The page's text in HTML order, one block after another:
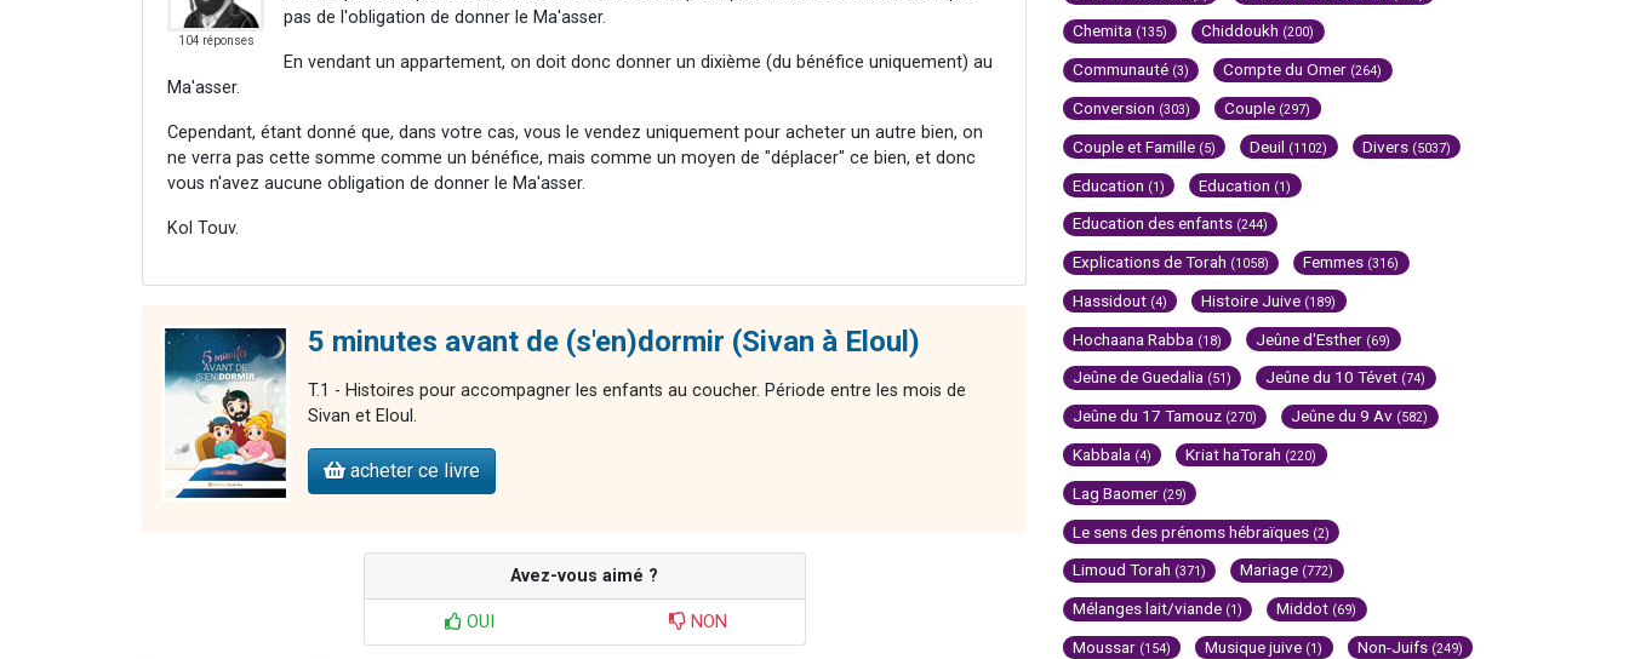
104 réponses
pas de l'obligation de donner le Ma'asser.
En vendant un appartement, on doit donc donner un dixième (du bénéfice uniquement) au
Ma'asser.
Cependant, étant donné que, dans votre cas, vous le vendez uniquement pour acheter un autre bien, on
ne verra pas cette somme comme un bénéfice, mais comme un moyen de "déplacer" ce bien, et donc
vous n'avez aucune obligation de donner le Ma'asser.
Kol Touv.
5 minutes avant de (s'en)dormir (Sivan à Eloul)
T.1 - Histoires pour accompagner les enfants au coucher. Période entre les mois de
Sivan et Eloul.
acheter ce livre
Avez-vous aimé ?
OUI NON
Chemita (135) Chiddoukh (200)
Communauté (3) Compte du Omer (264)
Conversion (303) Couple (297)
Couple et Famille (5) Deuil (1102) Divers (5037)
Education (1) Education (1)
Education des enfants (244)
Explications de Torah (1058) Femmes (316)
Hassidout (4) Histoire Juive (189)
Hochaana Rabba (18) Jeûne d'Esther (69)
Jeûne de Guedalia (51) Jeûne du 10 Tévet (74)
Jeûne du 17 Tamouz (270) Jeûne du 9 Av (582)
Kabbala (4) Kriat haTorah (220)
Lag Baomer (29)
Le sens des prénoms hébraïques (2)
Limoud Torah (371) Mariage (772)
Mélanges lait/viande (1) Middot (69)
Moussar (154) Musique juive (1) Non-Juifs (249)